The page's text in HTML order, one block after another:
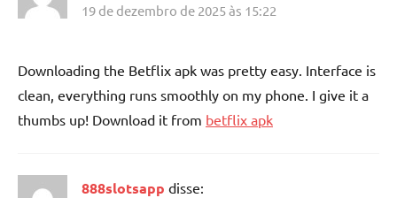
19 de dezembro de 2025 às 15:22
Downloading the Betflix apk was pretty easy. Interface is
clean, everything runs smoothly on my phone. I give it a
thumbs up! Download it from betflix apk
888slotsapp disse: